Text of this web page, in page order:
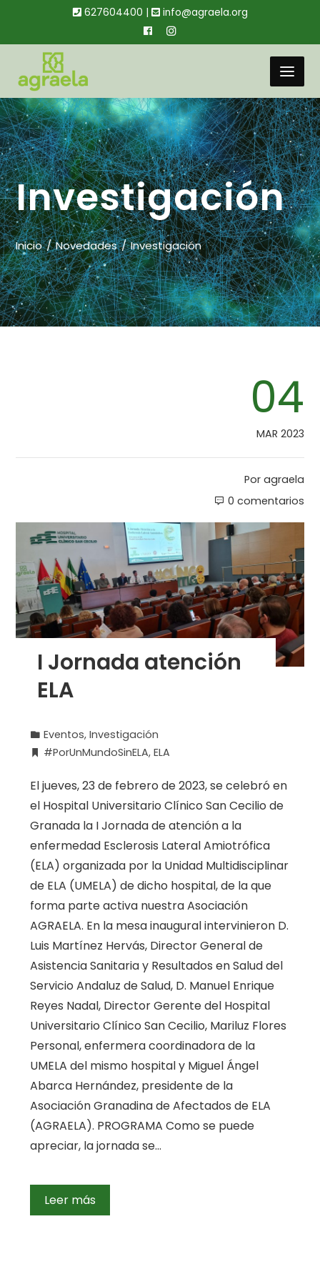
627604400 | info@agraela.org
Investigación
Inicio Novedades Investigación
04
MAR 2023
Por agraela
0 comentarios
I Jornada atención
ELA
Eventos,Investigación
#PorUnMundoSinELA,ELA
El jueves, 23 de febrero de 2023, se celebró en
el Hospital Universitario Clínico San Cecilio de
Granada la I Jornada de atención a la
enfermedad Esclerosis Lateral Amiotrófica
(ELA) organizada por la Unidad Multidisciplinar
de ELA (UMELA) de dicho hospital, de la que
forma parte activa nuestra Asociación
AGRAELA. En la mesa inaugural intervinieron D.
Luis Martínez Hervás, Director General de
Asistencia Sanitaria y Resultados en Salud del
Servicio Andaluz de Salud, D. Manuel Enrique
Reyes Nadal, Director Gerente del Hospital
Universitario Clínico San Cecilio, Mariluz Flores
Personal, enfermera coordinadora de la
UMELA del mismo hospital y Miguel Ángel
Abarca Hernández, presidente de la
Asociación Granadina de Afectados de ELA
(AGRAELA). PROGRAMA Como se puede
apreciar, la jornada se…
Leer más